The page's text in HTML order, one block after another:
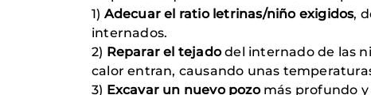
1) Adecuar el ratio letrinas/niño exigidos,
internados.
2) Reparar el tejadodel internado de las
calor entran, causando unas
3) Excavar un nuevo pozo más profundo